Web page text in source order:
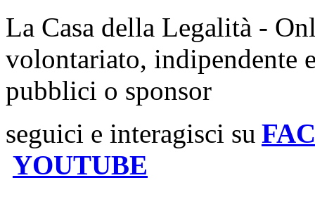
La Casa della Legalità -
volontariato, indipendente
pubblici o sponsor
seguici e interagisci su
YOUTUBE